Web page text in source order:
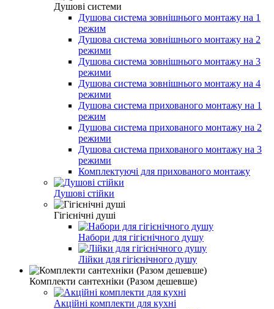
Душові системи
Душова система зовнішнього монтажу на 1
режим
Душова система зовнішнього монтажу на 2
режими
Душова система зовнішнього монтажу на 3
режими
Душова система зовнішнього монтажу на 4
режими
Душова система прихованого монтажу на 1
режим
Душова система прихованого монтажу на 2
режими
Душова система прихованого монтажу на 3
режими
Комплектуючі для прихованого монтажу
Душові стійки
Гігієнічні душі
Набори для гігієнічного душу
Лійки для гігієнічного душу
Комплекти сантехніки (Разом дешевше)
Акційні комплекти для кухні